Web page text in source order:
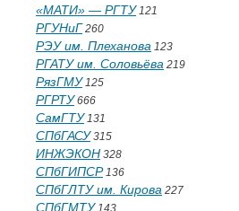
«МАТИ» — РГТУ121
РГУНиГ 260
РЭУ им. Плеханова 123
РГАТУ им. Соловьёва 219
РязГМУ125
РГРТУ666
СамГТУ131
СПбГАСУ315
ИНЖЭКОН 328
СПбГИПСР136
СПбГЛТУ им. Кирова 227
СПбГМТУ143